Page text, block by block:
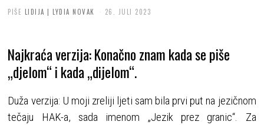
PIŠE LIDIJA | LYDIA NOVAK 26. JULI 2023
Najkraća verzija: Konačno znam kada se piše
„djelom“ i kada „dijelom“.
Duža verzija: U moji zreliji ljeti sam bila prvi put na jezičnom
tečaju HAK-a, sada imenom „Jezik prez granic“. Za